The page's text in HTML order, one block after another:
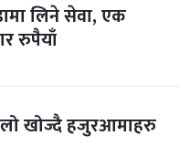
लिने सेवा, एक
रुपैयाँ
खोज्दै हजुरआमाहरु